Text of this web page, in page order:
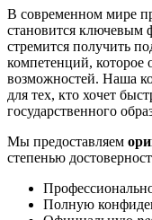
В современном мире
становится ключевым
стремится получить
компетенций, которое
возможностей. Наша
для тех, кто хочет
государственного
Мы предоставляем
степенью
Полную